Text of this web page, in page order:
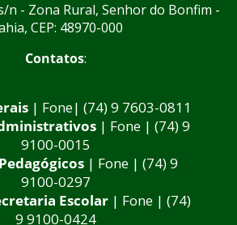
n - Zona Rural, Senhor do Bonfim -
CEP: 48970-000
Contatos:
| Fone| (74) 9 7603-0811
| Fone | (74) 9
9100-0015
| Fone | (74) 9
9100-0297
Escolar| Fone | (74)
9 9100-0424